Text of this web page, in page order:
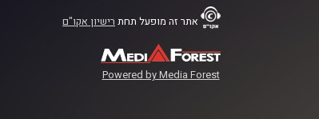
אתר זה מופעל תחת רישיון אקו"ם
Powered by Media Forest